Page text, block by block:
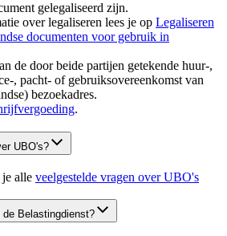
gelegaliseerd zijn.
over legaliseren lees je op Legaliseren
documenten voor gebruik in
de door beide partijen getekende huur-,
, pacht- of gebruiksovereenkomst van
bezoekadres.
.
UBO's?
alle veelgestelde vragen over UBO's
Belastingdienst?